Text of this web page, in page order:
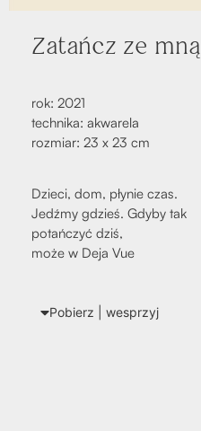
Zatańcz ze mną
rok: 2021
tech­ni­ka: akwa­re­la
roz­miar: 23 x 23 cm
Dzie­ci, dom, pły­nie czas.
Jedź­my gdzieś. Gdy­by tak
potań­czyć dziś,
może w Deja Vue
Pobierz | wes­przyj